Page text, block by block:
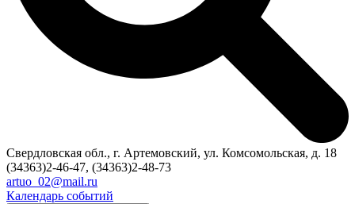
Свердловская обл., г. Артемовский, ул. Комсомольская, д. 18
(34363)2-46-47, (34363)2-48-73
artuo_02@mail.ru
Календарь событий